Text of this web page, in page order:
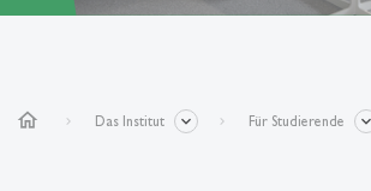
home Das Institut Für Studierende